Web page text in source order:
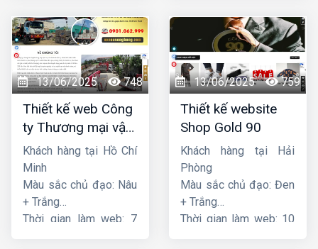
13/06/2025 748
Thiết kế web Công
ty Thương mại vận
tải Song Bằng
Khách hàng tại Hồ Chí
Minh
Màu sắc chủ đạo: Nâu
+ Trắng
Thời gian làm web: 7
13/06/2025 759
Thiết kế website
Shop Gold 90
Khách hàng tại Hải
Phòng
Màu sắc chủ đạo: Đen
+ Trắng
Thời gian làm web: 10